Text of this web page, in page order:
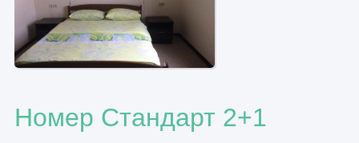
Номер Стандарт 2+1
0
0